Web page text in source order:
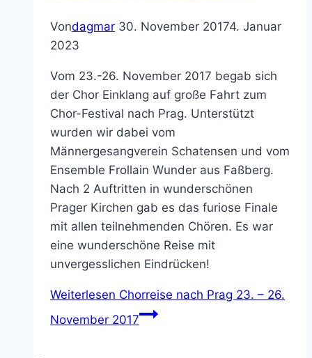
Vondagmar 30. November 20174. Januar
2023
Vom 23.-26. November 2017 begab sich
der Chor Einklang auf große Fahrt zum
Chor-Festival nach Prag. Unterstützt
wurden wir dabei vom
Männergesangverein Schatensen und vom
Ensemble Frollain Wunder aus Faßberg.
Nach 2 Auftritten in wunderschönen
Prager Kirchen gab es das furiose Finale
mit allen teilnehmenden Chören. Es war
eine wunderschöne Reise mit
unvergesslichen Eindrücken!
Weiterlesen Chorreise nach Prag 23. – 26.
November 2017